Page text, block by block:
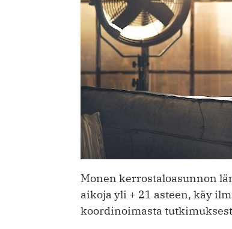
Monen kerrostaloasunnon
aikoja yli + 21 asteen, käy
koordinoimasta